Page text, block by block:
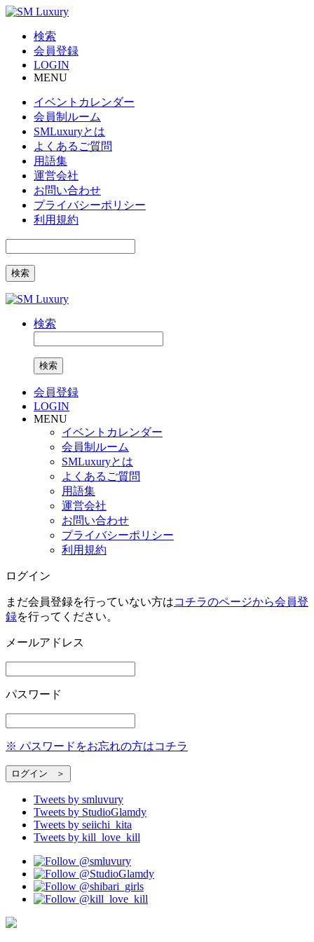
検索
会員登録
LOGIN
MENU
イベントカレンダー
会員制ルーム
SMLuxuryとは
よくあるご質問
用語集
運営会社
お問い合わせ
プライバシーポリシー
利用規約
検索
検索
検索
会員登録
LOGIN
MENU
イベントカレンダー
会員制ルーム
SMLuxuryとは
よくあるご質問
用語集
運営会社
お問い合わせ
プライバシーポリシー
利用規約
ログイン
まだ会員登録を行っていない方はコチラのページから会員登
録を行ってください。
メールアドレス
パスワード
※ パスワードをお忘れの方はコチラ
Tweets by smluvury
Tweets by StudioGlamdy
Tweets by seiichi_kita
Tweets by kill_love_kill